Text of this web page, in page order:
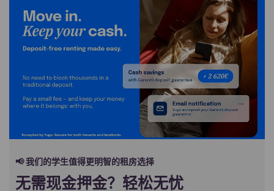
📢 我们的学生值得更明智的租房选择
无需现金押金？轻松无忧